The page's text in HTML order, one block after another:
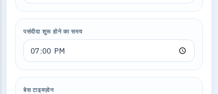
पसंदीदा शुरू होने का समय
बेस टाइमज़ोन